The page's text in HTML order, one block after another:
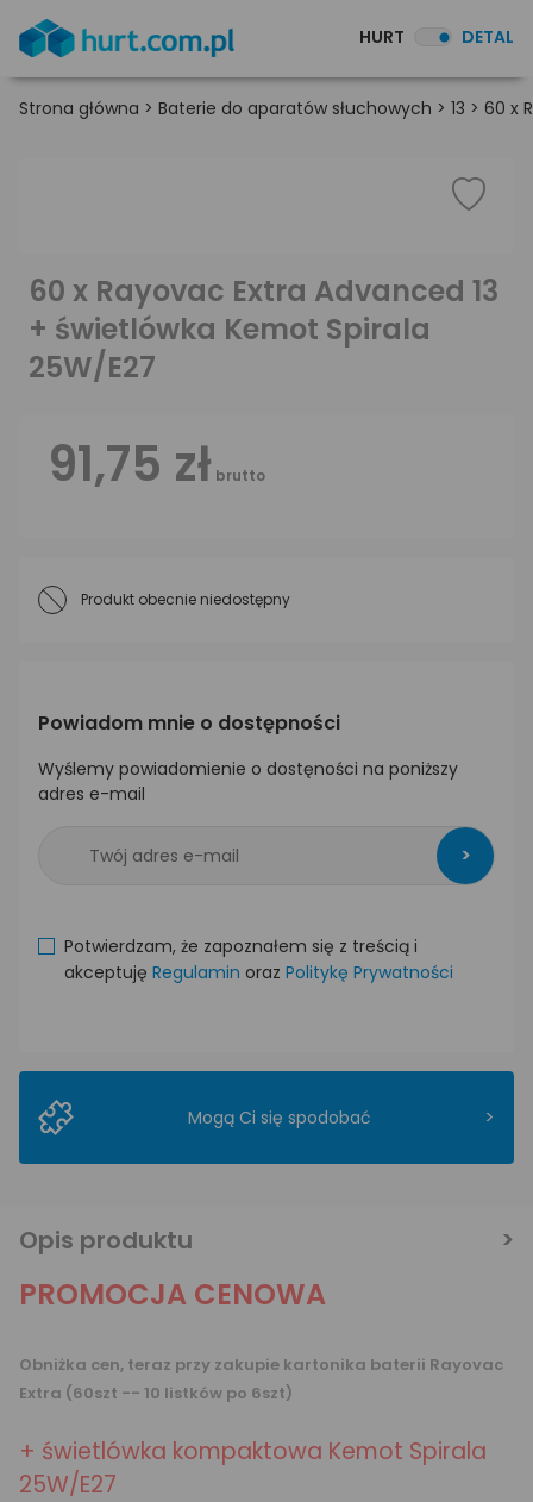
HURT DETAL
Strona główna > Baterie do aparatów słuchowych > 13 > 60 x
60 x Rayovac Extra Advanced 13
+ świetlówka Kemot Spirala
25W/E27
91,75 zł brutto
Produkt obecnie niedostępny
Powiadom mnie o dostępności
Wyślemy powiadomienie o dostęności na poniższy
adres e-mail
>
Potwierdzam, że zapoznałem się z treścią i
akceptuję Regulamin oraz Politykę Prywatności
Mogą Ci się spodobać >
Opis produktu
PROMOCJA CENOWA
Obniżka cen, teraz przy zakupie kartonika baterii Rayovac
Extra (60szt -- 10 listków po 6szt)
+ świetlówka kompaktowa Kemot Spirala
25W/E27